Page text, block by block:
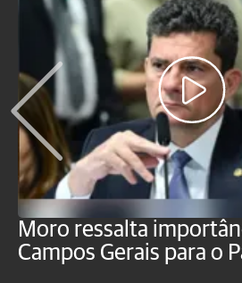
Moro ressalta
Campos Gerais para o